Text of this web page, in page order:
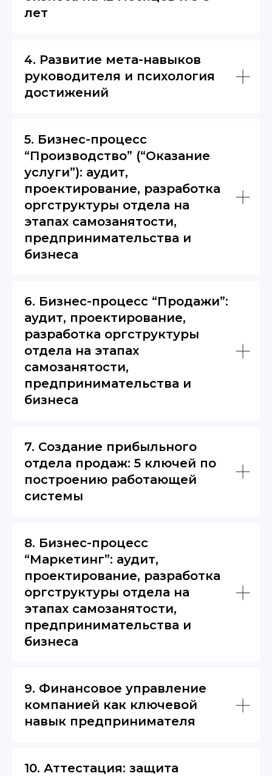
лет
4. Развитие мета-навыков
руководителя и психология
достижений
5. Бизнес-процесс
“Производство” (“Оказание
услуги”): аудит,
проектирование, разработка
оргструктуры отдела на
этапах самозанятости,
предпринимательства и
бизнеса
6. Бизнес-процесс “Продажи”:
аудит, проектирование,
разработка оргструктуры
отдела на этапах
самозанятости,
предпринимательства и
бизнеса
7. Создание прибыльного
отдела продаж: 5 ключей по
построению работающей
системы
8. Бизнес-процесс
“Маркетинг”: аудит,
проектирование, разработка
оргструктуры отдела на
этапах самозанятости,
предпринимательства и
бизнеса
9. Финансовое управление
компанией как ключевой
навык предпринимателя
10. Аттестация: защита